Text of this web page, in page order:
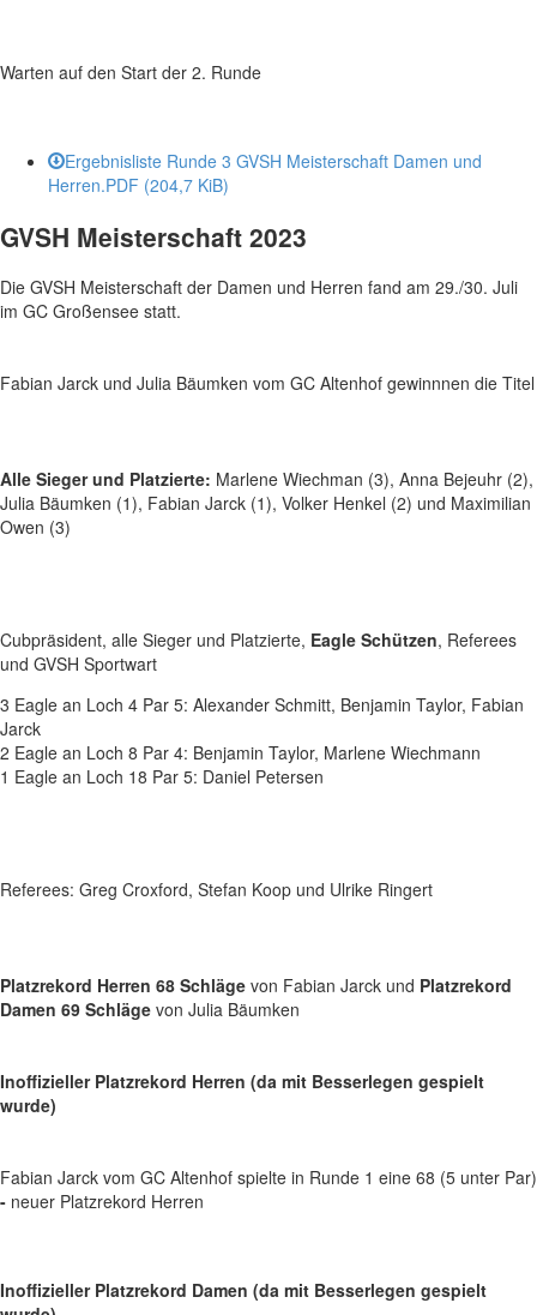
Warten auf den Start der 2. Runde
Ergebnisliste Runde 3 GVSH Meisterschaft Damen und
Herren.PDF (204,7 KiB)
GVSH Meisterschaft 2023
Die GVSH Meisterschaft der Damen und Herren fand am 29./30. Juli
im GC Großensee statt.
Fabian Jarck und Julia Bäumken vom GC Altenhof gewinnnen die Titel
Alle Sieger und Platzierte: Marlene Wiechman (3), Anna Bejeuhr (2),
Julia Bäumken (1), Fabian Jarck (1), Volker Henkel (2) und Maximilian
Owen (3)
Cubpräsident, alle Sieger und Platzierte, Eagle Schützen, Referees
und GVSH Sportwart
3 Eagle an Loch 4 Par 5: Alexander Schmitt, Benjamin Taylor, Fabian
Jarck
2 Eagle an Loch 8 Par 4: Benjamin Taylor, Marlene Wiechmann
1 Eagle an Loch 18 Par 5: Daniel Petersen
Referees: Greg Croxford, Stefan Koop und Ulrike Ringert
Platzrekord Herren 68 Schläge von Fabian Jarck und Platzrekord
Damen 69 Schläge von Julia Bäumken
Inoffizieller Platzrekord Herren (da mit Besserlegen gespielt
wurde)
Fabian Jarck vom GC Altenhof spielte in Runde 1 eine 68 (5 unter Par)
- neuer Platzrekord Herren
Inoffizieller Platzrekord Damen (da mit Besserlegen gespielt